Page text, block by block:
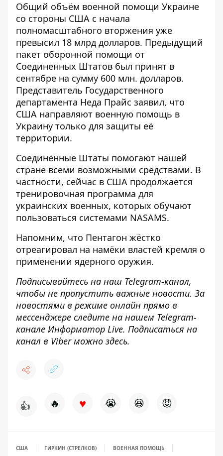
Общий объём военной помощи Украине
со стороны США с начала
полномасштабного вторжения уже
превысил 18 млрд долларов. Предыдущий
пакет оборонной помощи от
Соединенных Штатов был принят в
сентябре на сумму 600 млн. долларов.
Представитель Государственного
департамента Неда Прайс заявил, что
США направляют военную помощь в
Украину только для защиты её
территории.
Соединённые Штаты помогают нашей
стране всеми возможными средствами. В
частности, сейчас в США продолжается
тренировочная программа для
украинских военных, которых обучают
пользоваться системами NASAMS.
Напомним, что Пентагон жёстко
отреагировал на намёки властей кремля о
применении ядерного оружия.
Подписывайтесь на наш Telegram-канал,
чтобы не пропустить важные новости. За
новостями в режиме онлайн прямо в
мессенджере следите на нашем Telegram-
канале Информатор Live. Подписаться на
канал в Viber можно здесь.
👍 🔥 ♥ 😭 😆 😡
США ГИРКИН (СТРЕЛКОВ) ВОЕННАЯ ПОМОЩЬ